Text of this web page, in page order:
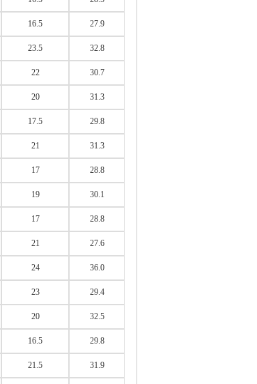
16.5 27.9
23.5 32.8
22 30.7
20 31.3
17.5 29.8
21 31.3
17 28.8
19 30.1
17 28.8
21 27.6
24 36.0
23 29.4
20 32.5
16.5 29.8
21.5 31.9